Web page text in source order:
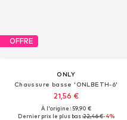
OFFRE
ONLY
Chaussure basse 'ONLBETH-6'
21,56 €
À l'origine : 59,90 €
Dernier prix le plus bas :22,46 €-4%